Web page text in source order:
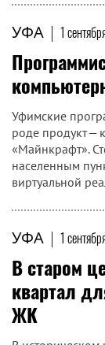
УФА | 1
Уфимские
роде продукт —
«Майнкрафт».
населенным
виртуальной
УФА | 1
В старом
квартал
ЖК